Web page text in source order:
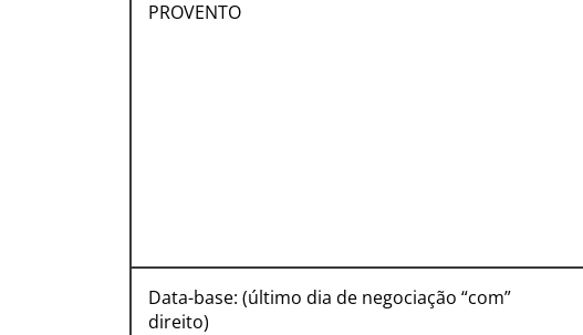
PROVENTO
Data-base: (último dia de negociação “com”
direito)